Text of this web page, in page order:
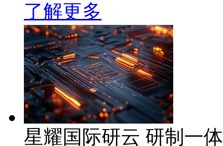
了解更多
星耀国际研云 研制一